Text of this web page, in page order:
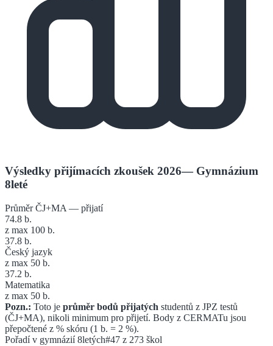
Výsledky přijímacích zkoušek 2026— Gymnázium
8leté
Průměr ČJ+MA — přijatí
74.8 b.
z max 100 b.
37.8 b.
Český jazyk
z max 50 b.
37.2 b.
Matematika
z max 50 b.
Pozn.: Toto je průměr bodů přijatých studentů z JPZ testů
(ČJ+MA), nikoli minimum pro přijetí. Body z CERMATu jsou
přepočtené z % skóru (1 b. = 2 %).
Pořadí v gymnázií 8letých#47 z 273 škol